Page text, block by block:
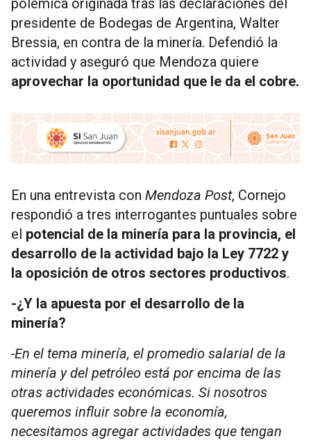
polémica originada tras las declaraciones del
presidente de Bodegas de Argentina, Walter
Bressia, en contra de la minería. Defendió la
actividad y aseguró que Mendoza quiere
aprovechar la oportunidad que le da el cobre.
En una entrevista con Mendoza Post, Cornejo
respondió a tres interrogantes puntuales sobre
el potencial de la minería para la provincia, el
desarrollo de la actividad bajo la Ley 7722 y
la oposición de otros sectores productivos.
-¿Y la apuesta por el desarrollo de la
minería?
-En el tema minería, el promedio salarial de la
minería y del petróleo está por encima de las
otras actividades económicas. Si nosotros
queremos influir sobre la economía,
necesitamos agregar actividades que tengan